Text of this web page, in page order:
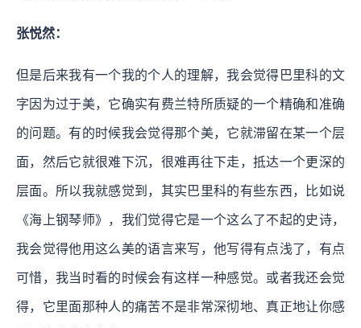
张悦然：
但是后来我有一个我的个人的理解，我会觉得巴里科的文
字因为过于美，它确实有费兰特所质疑的一个精确和准确
的问题。有的时候我会觉得那个美，它就滞留在某一个层
面，然后它就很难下沉，很难再往下走，抵达一个更深的
层面。 所以我就感觉到，其实巴里科的有些东西，比如说
《海上钢琴师》，我们觉得它是一个这么了不起的史诗，
我会觉得他用这么美的语言来写，他写得有点浅了，有点
可惜，我当时看的时候会有这样一种感觉。或者我还会觉
得，它里面那种人的痛苦不是非常深彻地、真正地让你感